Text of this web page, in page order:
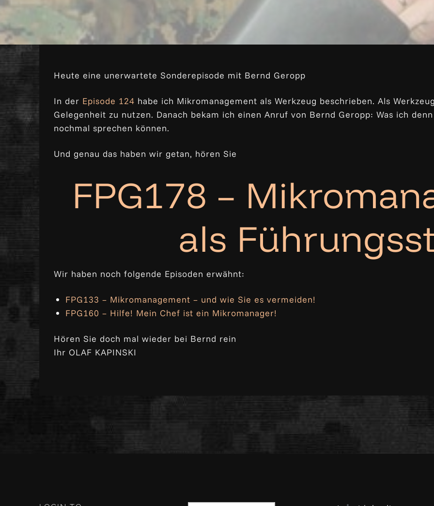
Heute eine unerwartete Sonderepisode mit Bernd Geropp
In der Episode 124 habe ich Mikromanagement als Werkzeug beschrieben. Als
Gelegenheit zu nutzen. Danach bekam ich einen Anruf von Bernd Geropp: Was ich
nochmal sprechen können.
Und genau das haben wir getan, hören Sie
FPG178 –
als
Wir haben noch folgende Episoden erwähnt:
FPG133 – Mikromanagement – und wie Sie es vermeiden!
FPG160 – Hilfe! Mein Chef ist ein Mikromanager!
Hören Sie doch mal wieder bei Bernd rein
Ihr OLAF KAPINSKI